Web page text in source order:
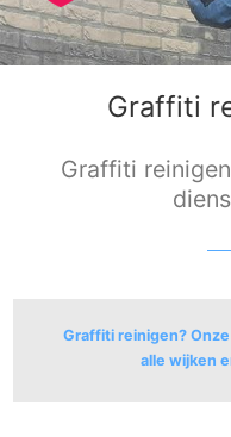
Graffiti
Graffiti
Graffiti reinigen?
alle wijken